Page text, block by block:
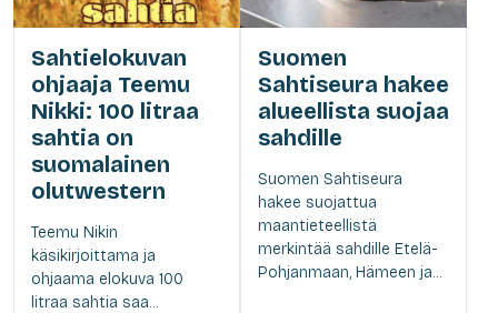
Sahtielokuvan
ohjaaja Teemu
Nikki: 100 litraa
sahtia on
suomalainen
olutwestern
Teemu Nikin
käsikirjoittama ja
ohjaama elokuva 100
litraa sahtia saa...
Suomen
Sahtiseura hakee
alueellista suojaa
sahdille
Suomen Sahtiseura
hakee suojattua
maantieteellistä
merkintää sahdille Etelä-
Pohjanmaan, Hämeen ja...